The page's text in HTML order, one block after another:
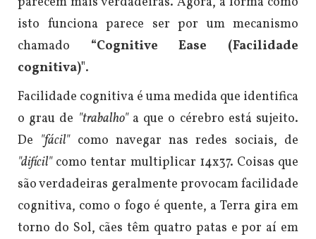
isto funciona parece ser por um mecanismo
chamado “Cognitive Ease (Facilidade
cognitiva)".
Facilidade cognitiva é uma medida que identifica
o grau de "trabalho"a que o cérebro está sujeito.
De "fácil"como navegar nas redes sociais, de
"difícil"como tentar multiplicar 14x37. Coisas que
são verdadeiras geralmente provocam facilidade
cognitiva, como o fogo é quente, a Terra gira em
torno do Sol, cães têm quatro patas e por aí em